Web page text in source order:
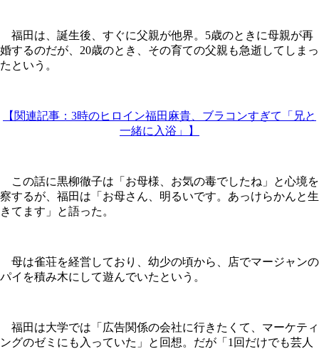
福田は、誕生後、すぐに父親が他界。5歳のときに母親が再
婚するのだが、20歳のとき、その育ての父親も急逝してしまっ
たという。
【関連記事：3時のヒロイン福田麻貴、ブラコンすぎて「兄と
一緒に入浴」】
この話に黒柳徹子は「お母様、お気の毒でしたね」と心境を
察するが、福田は「お母さん、明るいです。あっけらかんと生
きてます」と語った。
母は雀荘を経営しており、幼少の頃から、店でマージャンの
パイを積み木にして遊んでいたという。
福田は大学では「広告関係の会社に行きたくて、マーケティ
ングのゼミにも入っていた」と回想。だが「1回だけでも芸人